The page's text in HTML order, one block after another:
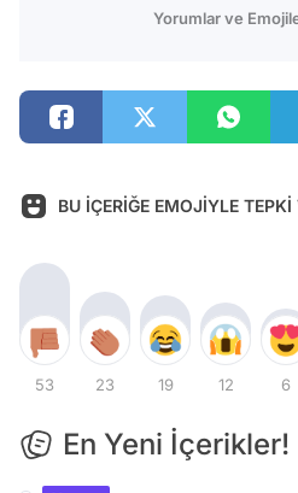
Yorumlar ve
BU İÇERİĞE EMOJİYLE TEPKİ
53 23 19 12 6
En Yeni İçerikler!